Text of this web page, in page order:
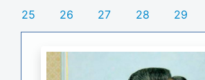
25 26 27 28 29